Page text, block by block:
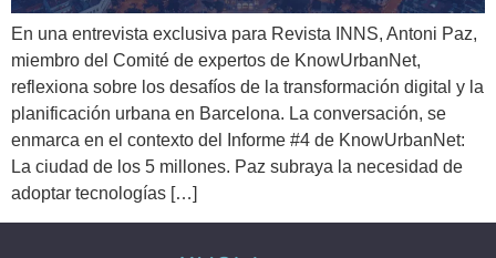
En una entrevista exclusiva para Revista INNS, Antoni Paz,
miembro del Comité de expertos de KnowUrbanNet,
reflexiona sobre los desafíos de la transformación digital y la
planificación urbana en Barcelona. La conversación, se
enmarca en el contexto del Informe #4 de KnowUrbanNet:
La ciudad de los 5 millones. Paz subraya la necesidad de
adoptar tecnologías […]